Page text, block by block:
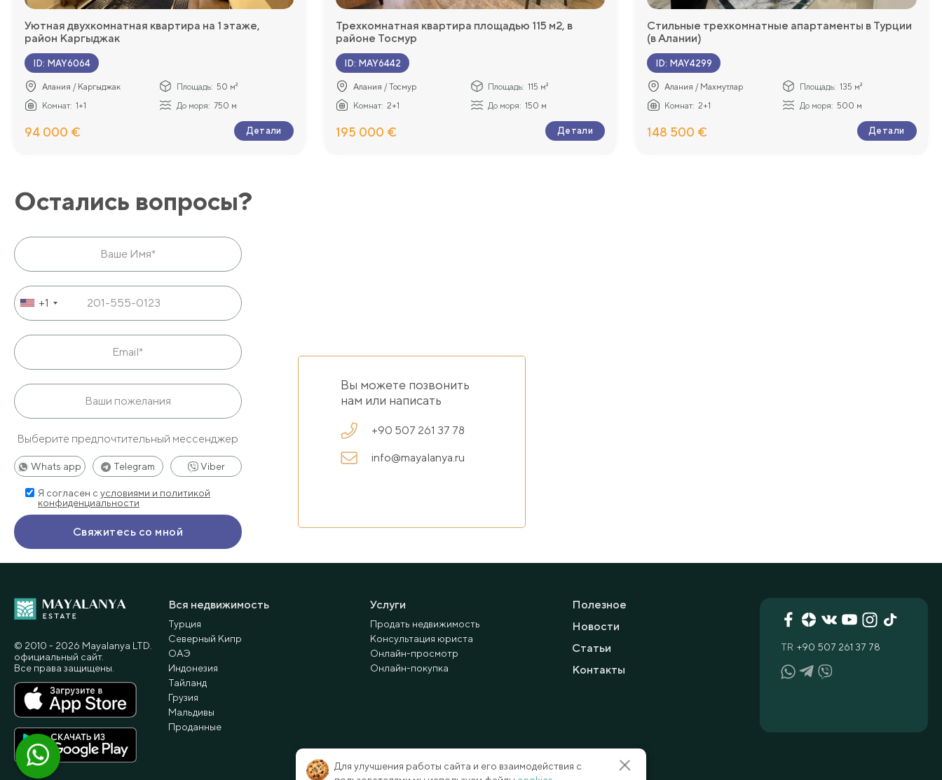
Уютная двухкомнатная квартира на 1 этаже,
район Каргыджак
ID: MAY6064
Алания / Каргыджак Площадь: 50 м²
Комнат: 1+1 До моря: 750 м
94 000 € Детали
Трехкомнатная квартира площадью 115 м2, в
районе Тосмур
ID: MAY6442
Алания / Тосмур Площадь: 115 м²
Комнат: 2+1 До моря: 150 м
195 000 € Детали
Стильные трехкомнатные апартаменты в Турции
(в Алании)
ID: MAY4299
Алания / Махмутлар Площадь: 135 м²
Комнат: 2+1 До моря: 500 м
148 500 € Детали
Остались вопросы?
+1
Выберите предпочтительный мессенджер
Whats app Telegram Viber
Я согласен с условиями и политикой
конфиденциальности
Вы можете позвонить
нам или написать
+90 507 261 37 78
info@mayalanya.ru
Вся недвижимость
Турция
Северный Кипр
ОАЭ
Индонезия
Тайланд
Грузия
Мальдивы
Проданные
Услуги
Продать недвижимость
Консультация юриста
Онлайн-просмотр
Онлайн-покупка
Полезное
Новости
Статьи
Контакты
TR +90 507 261 37 78
© 2010 - 2026 Мayalanya LTD.
официальный сайт.
Все права защищены.
Для улучшения работы сайта и его взаимодействия с